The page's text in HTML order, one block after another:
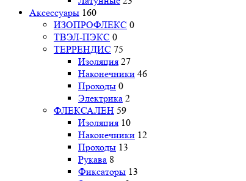
Аксессуары 160
ИЗОПРОФЛЕКС 0
ТВЭЛ-ПЭКС 0
ТЕРРЕНДИС 75
Изоляция 27
Наконечники 46
Проходы 0
Электрика 2
ФЛЕКСАЛЕН 59
Изоляция 10
Наконечники 12
Проходы 13
Рукава 8
Фиксаторы 13